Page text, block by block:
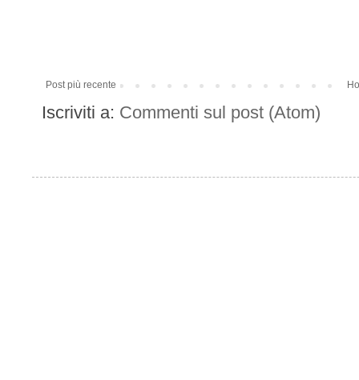
Post più recente
Iscriviti a: Commenti sul post (Atom)